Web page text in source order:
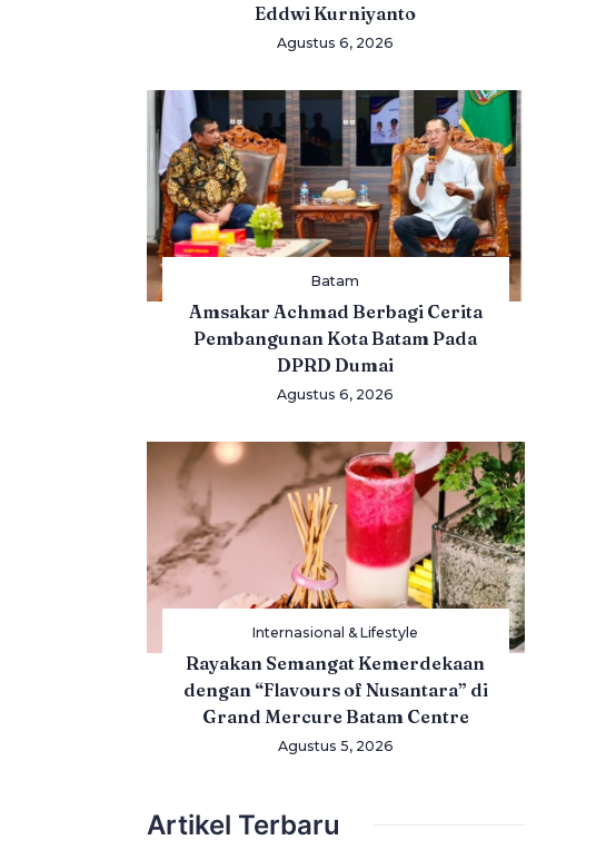
Eddwi Kurniyanto
Agustus 6, 2026
Batam
Amsakar Achmad Berbagi Cerita
Pembangunan Kota Batam Pada
DPRD Dumai
Agustus 6, 2026
Internasional & Lifestyle
Rayakan Semangat Kemerdekaan
dengan “Flavours of Nusantara” di
Grand Mercure Batam Centre
Agustus 5, 2026
Artikel Terbaru